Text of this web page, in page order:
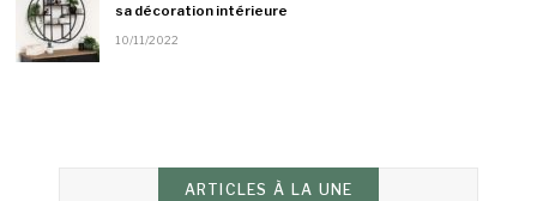
sa décoration intérieure
10/11/2022
ARTICLES À LA UNE